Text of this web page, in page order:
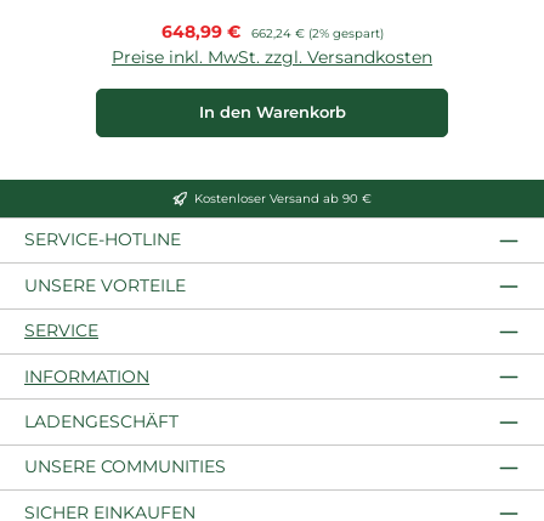
Verkaufspreis:
648,99 € Regulärer Preis:
662,24 € (2% gespart)
Preise inkl. MwSt. zzgl. Versandkosten
In den Warenkorb
Kostenloser Versand ab 90 €
SERVICE-HOTLINE
UNSERE VORTEILE
SERVICE
INFORMATION
LADENGESCHÄFT
UNSERE COMMUNITIES
SICHER EINKAUFEN